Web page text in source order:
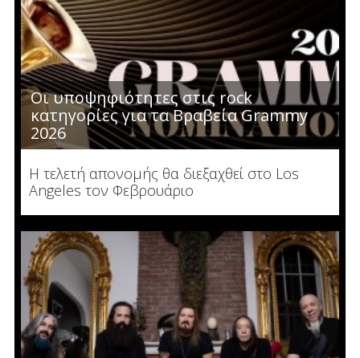
Οι υποψηφιότητες στις rock
κατηγορίες για τα Βραβεία Grammy
2026
Η τελετή απονομής θα διεξαχθεί στο Los
Angeles τον Φεβρουάριο